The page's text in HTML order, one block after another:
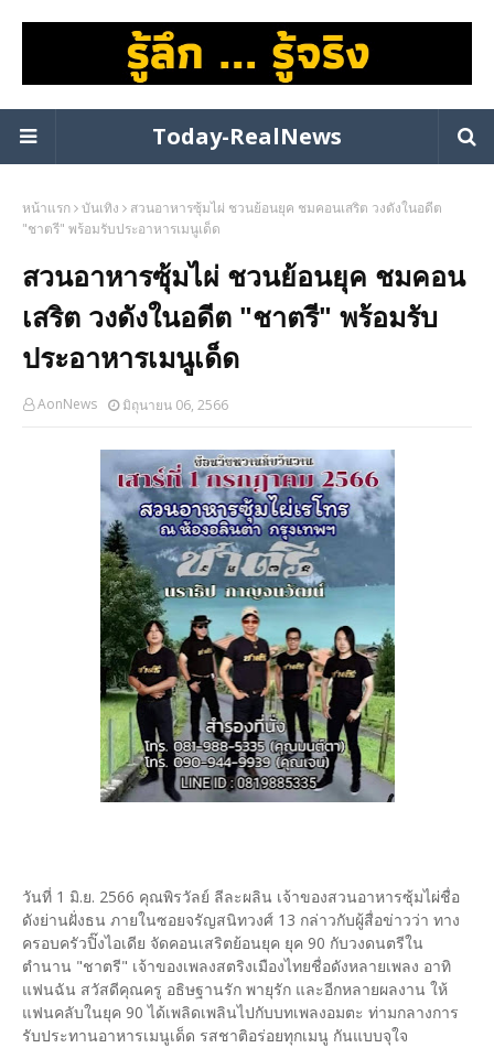
Today-RealNews
หน้าแรก บันเทิง
สวนอาหารซุ้มไผ่ ชวนย้อนยุค ชมคอนเสริต วงดังในอดีต
"ชาตรี" พร้อมรับประอาหารเมนูเด็ด
สวนอาหารซุ้มไผ่ ชวนย้อนยุค ชมคอน
เสริต วงดังในอดีต "ชาตรี" พร้อมรับ
ประอาหารเมนูเด็ด
AonNews มิถุนายน 06, 2566
วันที่ 1 มิ.ย. 2566 คุณพิรวัลย์ ลีละผลิน เจ้าของสวนอาหารซุ้มไผ่ชื่อ
ดังย่านฝั่งธน ภายในซอยจรัญสนิทวงศ์ 13 กล่าวกับผู้สื่อข่าวว่า ทาง
ครอบครัวปิ๊งไอเดีย จัดคอนเสริตย้อนยุค ยุค 90 กับวงดนตรีใน
ตำนาน "ชาตรี" เจ้าของเพลงสตริงเมืองไทยชื่อดังหลายเพลง อาทิ
แฟนฉัน สวัสดีคุณครู อธิษฐานรัก พายุรัก และอีกหลายผลงาน ให้
แฟนคลับในยุค 90 ได้เพลิดเพลินไปกับบทเพลงอมตะ ท่ามกลางการ
รับประทานอาหารเมนูเด็ด รสชาติอร่อยทุกเมนู กันแบบจุใจ